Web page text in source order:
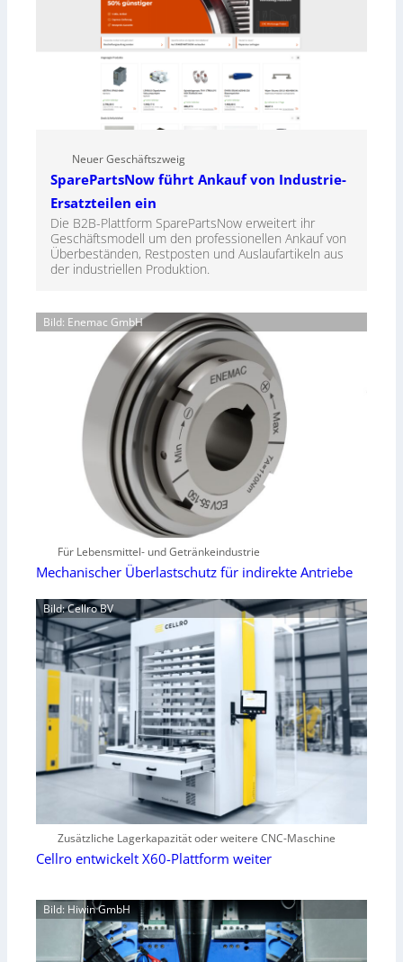
Neuer Geschäftszweig
SparePartsNow führt Ankauf von Industrie-
Ersatzteilen ein
Die B2B-Plattform SparePartsNow erweitert ihr
Geschäftsmodell um den professionellen Ankauf von
Überbeständen, Restposten und Auslaufartikeln aus
der industriellen Produktion.
Bild: Enemac GmbH
Für Lebensmittel- und Getränkeindustrie
Mechanischer Überlastschutz für indirekte Antriebe
Bild: Cellro BV
Zusätzliche Lagerkapazität oder weitere CNC-Maschine
Cellro entwickelt X60-Plattform weiter
Bild: Hiwin GmbH